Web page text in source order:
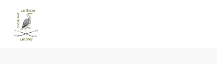
contenido